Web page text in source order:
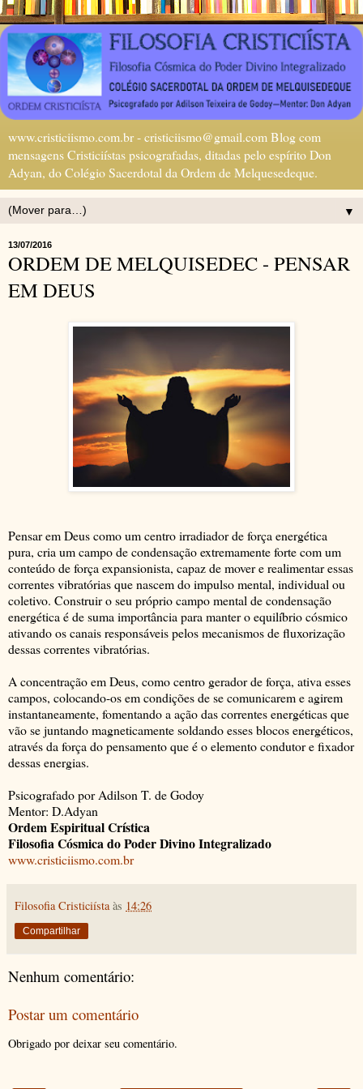
www.cristiciismo.com.br - cristiciismo@gmail.com Blog com
mensagens Cristiciístas psicografadas, ditadas pelo espírito Don
Adyan, do Colégio Sacerdotal da Ordem de Melquesedeque.
▼
13/07/2016
ORDEM DE MELQUISEDEC - PENSAR
EM DEUS
Pensar em Deus como um centro irradiador de força energética
pura, cria um campo de condensação extremamente forte com um
conteúdo de força expansionista, capaz de mover e realimentar essas
correntes vibratórias que nascem do impulso mental, individual ou
coletivo. Construir o seu próprio campo mental de condensação
energética é de suma importância para manter o equilíbrio cósmico
ativando os canais responsáveis pelos mecanismos de fluxorização
dessas correntes vibratórias.
A concentração em Deus, como centro gerador de força, ativa esses
campos, colocando-os em condições de se comunicarem e agirem
instantaneamente, fomentando a ação das correntes energéticas que
vão se juntando magneticamente soldando esses blocos energéticos,
através da força do pensamento que é o elemento condutor e fixador
dessas energias.
Psicografado por Adilson T. de Godoy
Mentor: D.Adyan
Ordem Espiritual Crística
Filosofia Cósmica do Poder Divino Integralizado
www.cristiciismo.com.br
Filosofia Cristiciísta às 14:26
Compartilhar
Nenhum comentário:
Postar um comentário
Obrigado por deixar seu comentário.